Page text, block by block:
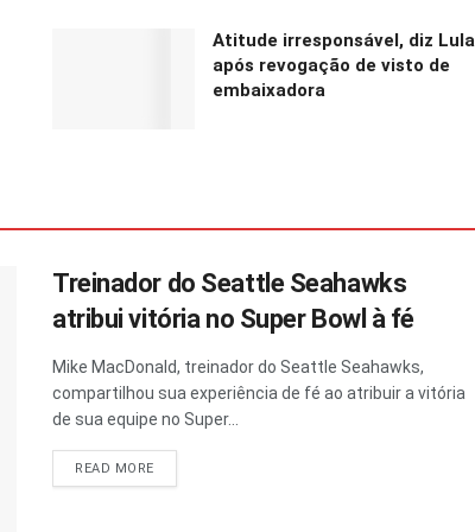
Atitude irresponsável, diz Lula
após revogação de visto de
embaixadora
Treinador do Seattle Seahawks
atribui vitória no Super Bowl à fé
Mike MacDonald, treinador do Seattle Seahawks,
compartilhou sua experiência de fé ao atribuir a vitória
de sua equipe no Super...
READ MORE